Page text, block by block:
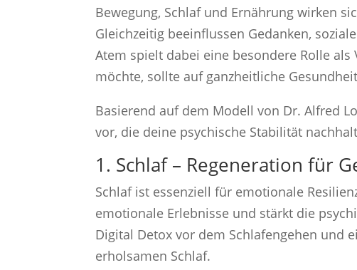
Bewegung, Schlaf und Ernährung wirken
Gleichzeitig beeinflussen Gedanken,
Atem spielt dabei eine besondere Rolle
möchte, sollte auf ganzheitliche
Basierend auf dem Modell von Dr. Alfred
vor, die deine psychische Stabilität
1. Schlaf – Regeneration für
Schlaf ist essenziell für emotionale
emotionale Erlebnisse und stärkt die
Digital Detox vor dem Schlafengehen und
erholsamen Schlaf.